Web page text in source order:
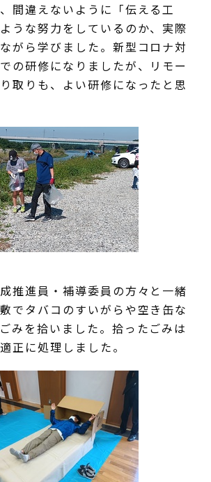
間違えないように「伝える工
うな努力をしているのか、実際
がら学びました。新型コロナ対
の研修になりましたが、リモー
取りも、よい研修になったと思
推進員・補導委員の方々と一緒
でタバコのすいがらや空き缶な
みを拾いました。拾ったごみは
正に処理しました。